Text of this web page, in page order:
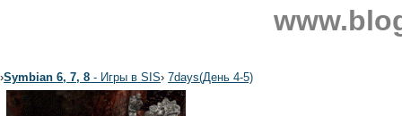
›Symbian 6, 7, 8 - Игры в SIS› 7days(День 4-5)